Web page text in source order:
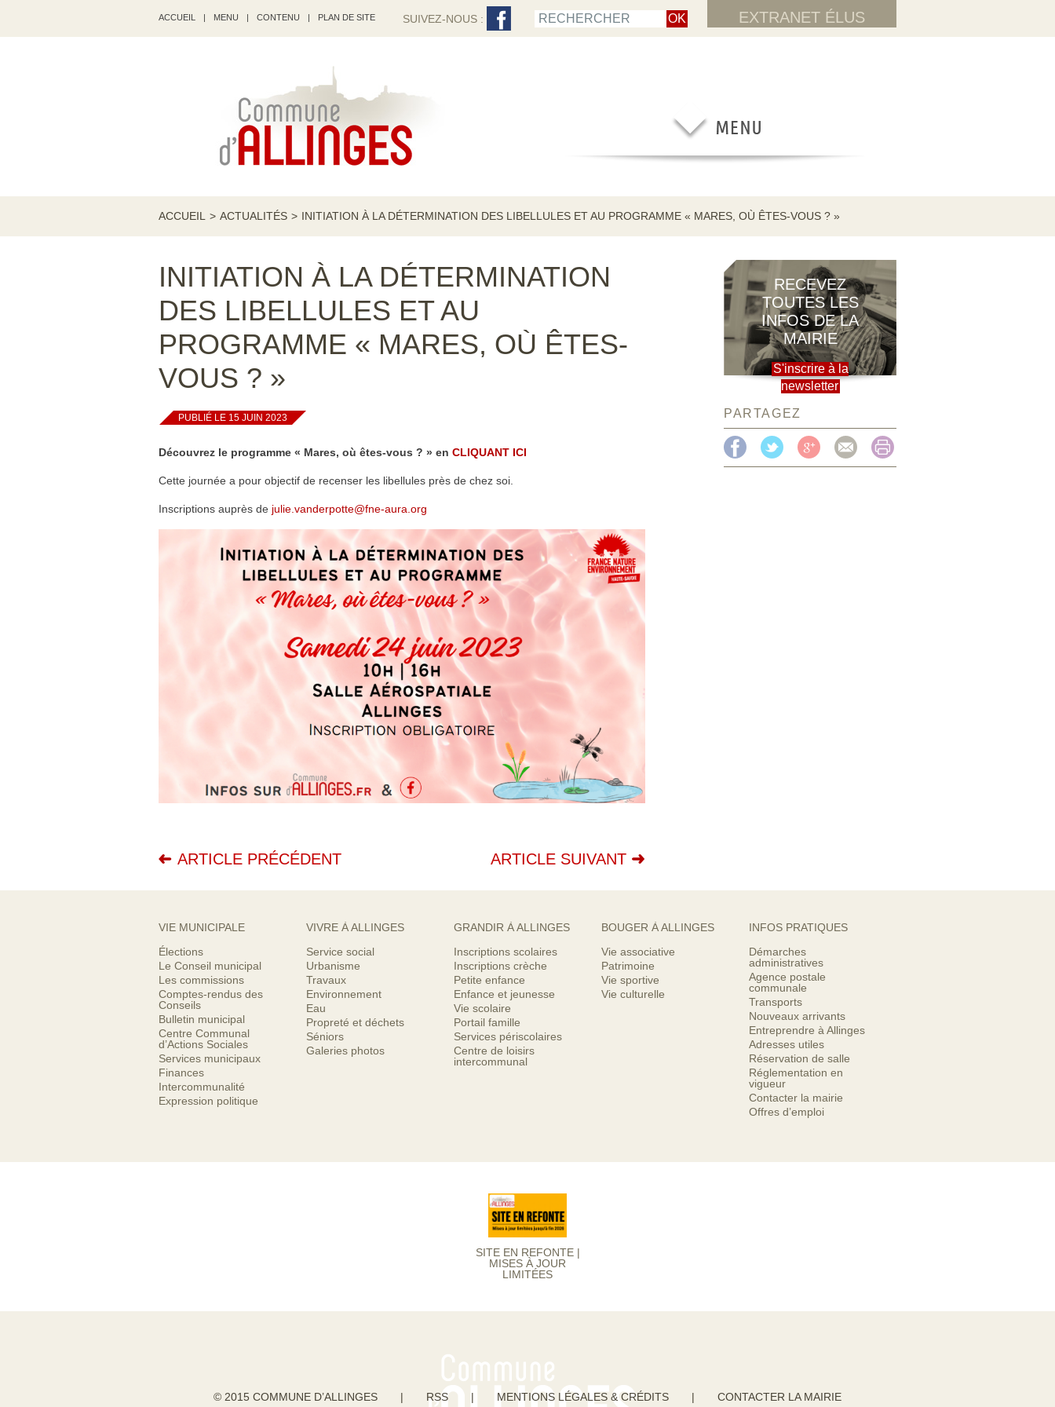
ACCUEIL | MENU | CONTENU | PLAN DE SITE EXTRANET ÉLUS
SUIVEZ-NOUS :
ACCUEIL > ACTUALITÉS > INITIATION À LA DÉTERMINATION DES LIBELLULES ET AU PROGRAMME « MARES, OÙ ÊTES-VOUS ? »
INITIATION À LA DÉTERMINATION
DES LIBELLULES ET AU
PROGRAMME « MARES, OÙ ÊTES-
VOUS ? »
PUBLIÉ LE 15 JUIN 2023
Découvrez le programme « Mares, où êtes-vous ? » en CLIQUANT ICI
Cette journée a pour objectif de recenser les libellules près de chez soi.
Inscriptions auprès de julie.vanderpotte@fne-aura.org
ARTICLE PRÉCÉDENT ARTICLE SUIVANT
RECEVEZ
TOUTES LES
INFOS DE LA
MAIRIE
S'inscrire à la
newsletter
PARTAGEZ
VIE MUNICIPALE
Élections
Le Conseil municipal
Les commissions
Comptes-rendus des
Conseils
Bulletin municipal
Centre Communal
d’Actions Sociales
Services municipaux
Finances
Intercommunalité
Expression politique
VIVRE À ALLINGES
Service social
Urbanisme
Travaux
Environnement
Eau
Propreté et déchets
Séniors
Galeries photos
GRANDIR À ALLINGES
Inscriptions scolaires
Inscriptions crèche
Petite enfance
Enfance et jeunesse
Vie scolaire
Portail famille
Services périscolaires
Centre de loisirs
intercommunal
BOUGER À ALLINGES
Vie associative
Patrimoine
Vie sportive
Vie culturelle
INFOS PRATIQUES
Démarches
administratives
Agence postale
communale
Transports
Nouveaux arrivants
Entreprendre à Allinges
Adresses utiles
Réservation de salle
Réglementation en
vigueur
Contacter la mairie
Offres d’emploi
SITE EN REFONTE |
MISES À JOUR
LIMITÉES
© 2015 COMMUNE D’ALLINGES | RSS | MENTIONS LÉGALES & CRÉDITS | CONTACTER LA MAIRIE